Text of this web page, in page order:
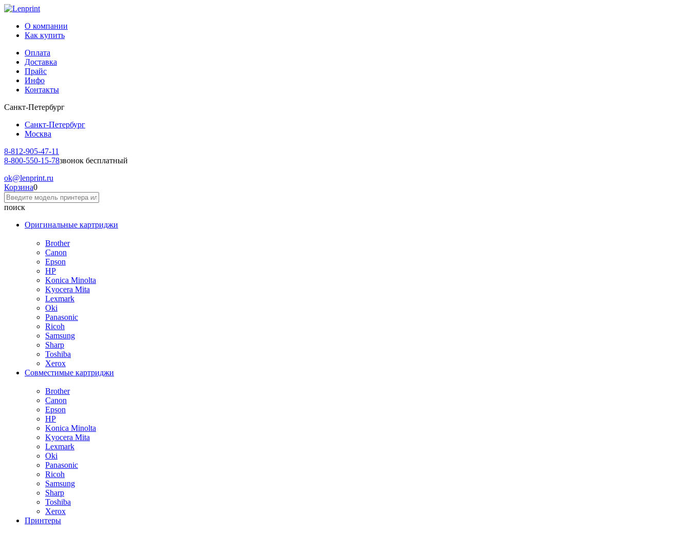
О компании
Как купить
Оплата
Доставка
Прайс
Инфо
Контакты
Санкт-Петербург
Санкт-Петербург
Москва
8-812-905-47-11
8-800-550-15-78звонок бесплатный
ok@lenprint.ru
Корзина0
поиск
Оригинальные картриджи
Brother
Canon
Epson
HP
Konica Minolta
Kyocera Mita
Lexmark
Oki
Panasonic
Ricoh
Samsung
Sharp
Toshiba
Xerox
Совместимые картриджи
Brother
Canon
Epson
HP
Konica Minolta
Kyocera Mita
Lexmark
Oki
Panasonic
Ricoh
Samsung
Sharp
Toshiba
Xerox
Принтеры